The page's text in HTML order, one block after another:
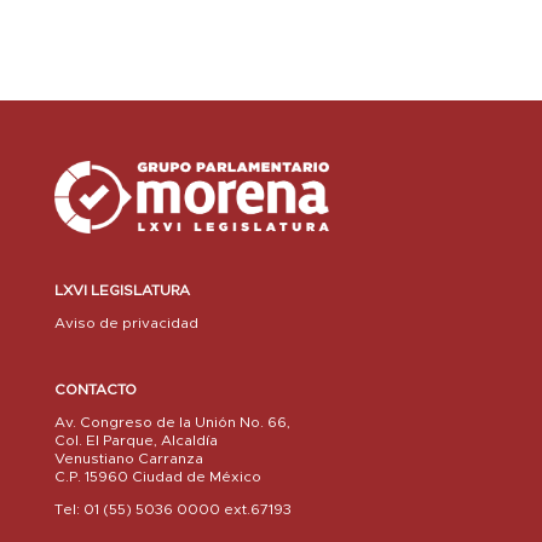
LXVI LEGISLATURA
Aviso de privacidad
CONTACTO
Av. Congreso de la Unión No. 66,
Col. El Parque, Alcaldía
Venustiano Carranza
C.P. 15960 Ciudad de México
Tel: 01 (55) 5036 0000 ext.67193